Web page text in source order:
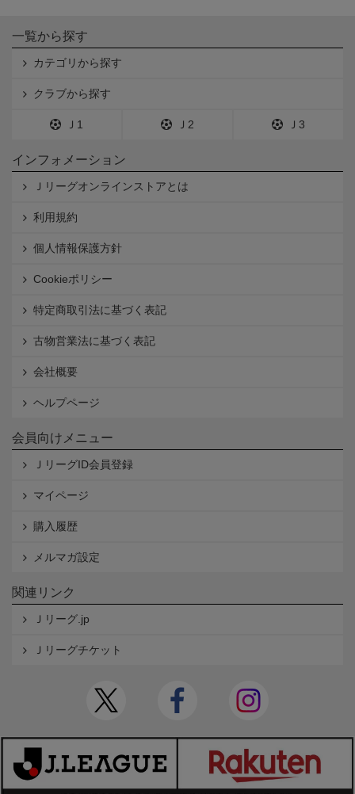
一覧から探す
カテゴリから探す
クラブから探す
Ｊ1 Ｊ2 Ｊ3
インフォメーション
Ｊリーグオンラインストアとは
利用規約
個人情報保護方針
Cookieポリシー
特定商取引法に基づく表記
古物営業法に基づく表記
会社概要
ヘルプページ
会員向けメニュー
ＪリーグID会員登録
マイページ
購入履歴
メルマガ設定
関連リンク
Ｊリーグ.jp
Ｊリーグチケット